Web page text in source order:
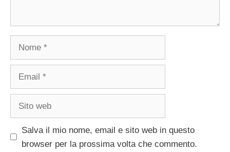
Salva il mio nome, email e sito web in questo
browser per la prossima volta che commento.